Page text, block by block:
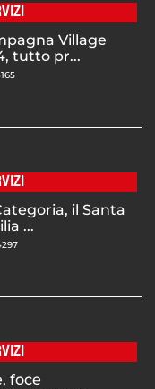
Village
tutto pr...
il Santa
...
foce